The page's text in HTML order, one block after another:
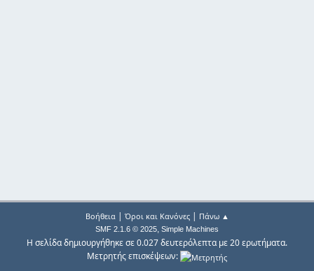
Βοήθεια| Όροι και Κανόνες| Πάνω ▲
SMF 2.1.6 © 2025, Simple Machines
Η σελίδα δημιουργήθηκε σε 0.027 δευτερόλεπτα με 20 ερωτήματα.
Μετρητής επισκέψεων: